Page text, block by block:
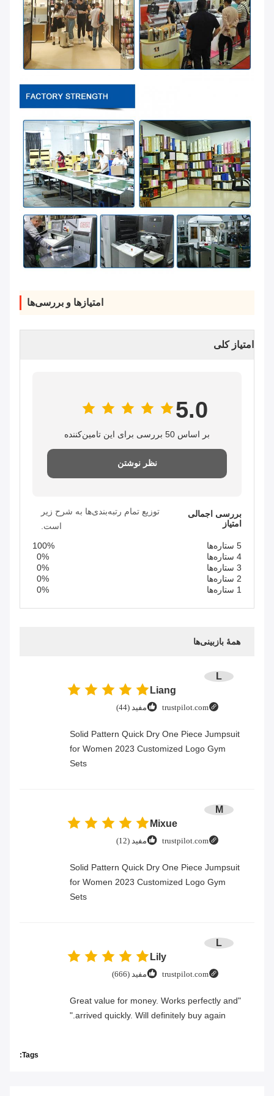
امتیازها و بررسی‌ها
امتیاز کلی
5.0
بر اساس 50 بررسی برای این تامین‌کننده
نظر نوشتن
بررسی اجمالی
امتیاز
توزیع تمام رتبه‌بندی‌ها به شرح زیر
است.
5 ستاره‌ها
100%
4 ستاره‌ها
0%
3 ستاره‌ها
0%
2 ستاره‌ها
0%
1 ستاره‌ها
0%
همهٔ بازبینی‌ها
L
Liang
trustpilot.com مفید (44)
Solid Pattern Quick Dry One Piece Jumpsuit
for Women 2023 Customized Logo Gym
Sets
M
Mixue
trustpilot.com مفید (12)
Solid Pattern Quick Dry One Piece Jumpsuit
for Women 2023 Customized Logo Gym
Sets
L
Lily
trustpilot.com مفید (666)
"Great value for money. Works perfectly and
arrived quickly. Will definitely buy again."
Tags: